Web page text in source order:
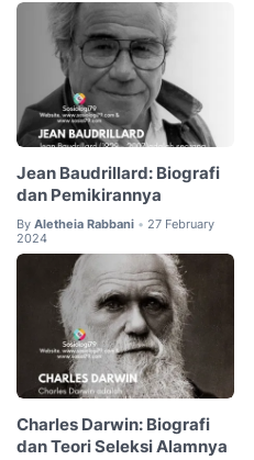
Jean Baudrillard: Biografi
dan Pemikirannya
By Aletheia Rabbani • 27 February
2024
Charles Darwin: Biografi
dan Teori Seleksi Alamnya